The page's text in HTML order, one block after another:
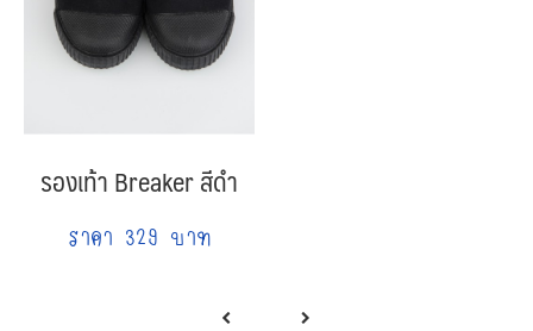
รองเท้า Breaker สีดำ
ราคา 329 บาท